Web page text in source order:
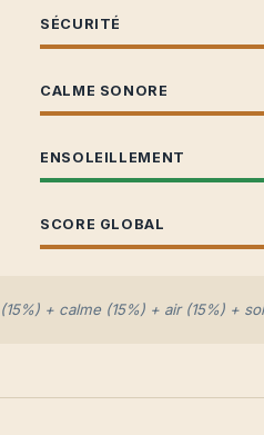
SÉCURITÉ
CALME SONORE
ENSOLEILLEMENT
SCORE GLOBAL
+ calme (15%) + air (15%) +